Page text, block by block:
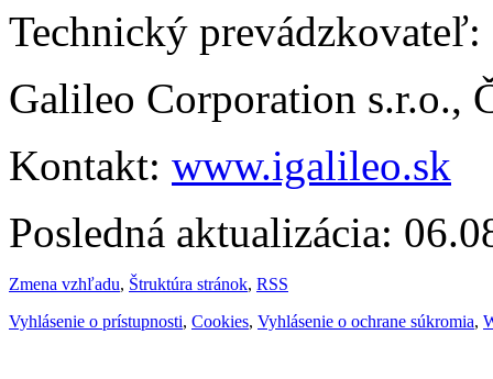
Technický prevádzkovateľ:
Galileo Corporation s.r.o.,
Kontakt: www.igalileo.sk
Posledná aktualizácia:
Zmena vzhľadu, Štruktúra stránok, RSS
Vyhlásenie o prístupnosti, Cookies, Vyhlásenie o ochrane súkromia,